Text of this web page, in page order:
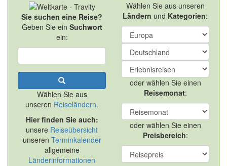
Sie suchen eine Reise?
Geben Sie ein Suchwort
ein:
Wählen Sie aus
unseren Reiseländern.
Hier finden Sie auch:
unsere Reiseübersicht
unseren Terminkalender
allgemeine
Länderinformationen
Wählen Sie aus unseren
Ländern und Kategorien:
oder wählen Sie einen
Reisemonat:
oder wählen Sie einen
Preisbereich: